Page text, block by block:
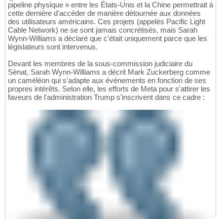
pipeline physique » entre les États-Unis et la Chine permettrait à
cette dernière d'accéder de manière détournée aux données
des utilisateurs américains. Ces projets (appelés Pacific Light
Cable Network) ne se sont jamais concrétisés, mais Sarah
Wynn-Williams a déclaré que c'était uniquement parce que les
législateurs sont intervenus.
Devant les membres de la sous-commission judiciaire du
Sénat, Sarah Wynn-Williams a décrit Mark Zuckerberg comme
un caméléon qui s'adapte aux événements en fonction de ses
propres intérêts. Selon elle, les efforts de Meta pour s'attirer les
faveurs de l'administration Trump s'inscrivent dans ce cadre :